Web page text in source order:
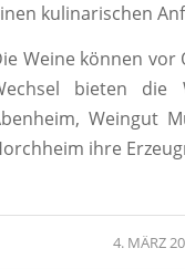
kulinarischen
Weine können
bieten die
Weingut
ihre
4. MÄRZ
/